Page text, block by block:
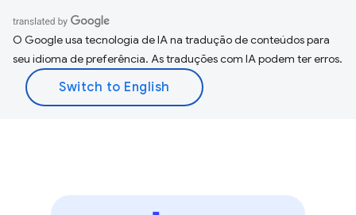
O Google usa tecnologia de IA na tradução de conteúdos para
seu idioma de preferência. As traduções com IA podem ter erros.